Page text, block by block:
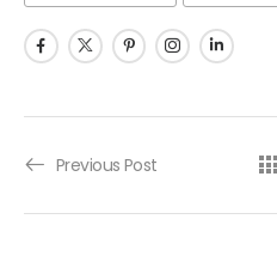
Previous Post